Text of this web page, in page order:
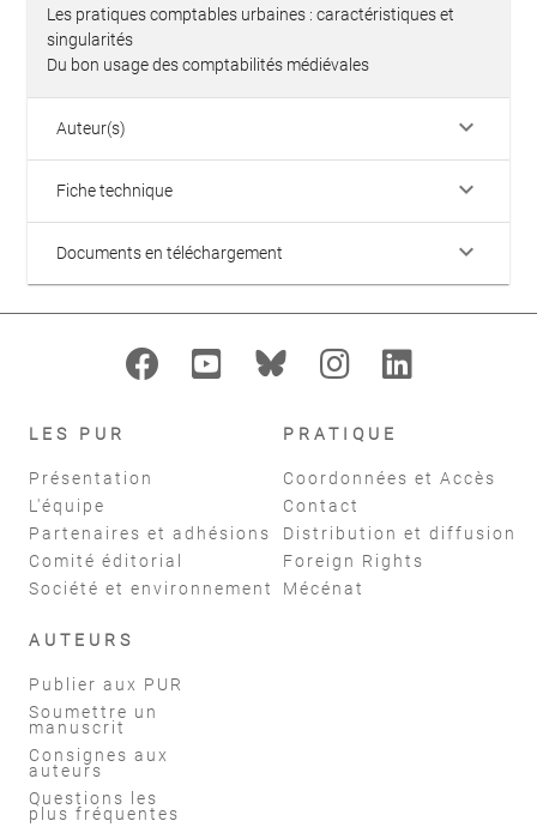
Les pratiques comptables urbaines : caractéristiques et
singularités
Du bon usage des comptabilités médiévales
Auteur(s) keyboard_arrow_down
Fiche technique keyboard_arrow_down
Documents en téléchargement keyboard_arrow_down
LES PUR
Présentation
L'équipe
Partenaires et adhésions
Comité éditorial
Société et environnement
PRATIQUE
Coordonnées et Accès
Contact
Distribution et diffusion
Foreign Rights
Mécénat
AUTEURS
Publier aux PUR
Soumettre un
manuscrit
Consignes aux
auteurs
Questions les
plus fréquentes